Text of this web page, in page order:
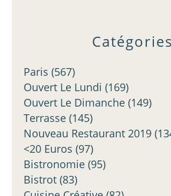
Catégories
Paris (567)
Ouvert Le Lundi (169)
Ouvert Le Dimanche (149)
Terrasse (145)
Nouveau Restaurant 2019
<20 Euros (97)
Bistronomie (95)
Bistrot (83)